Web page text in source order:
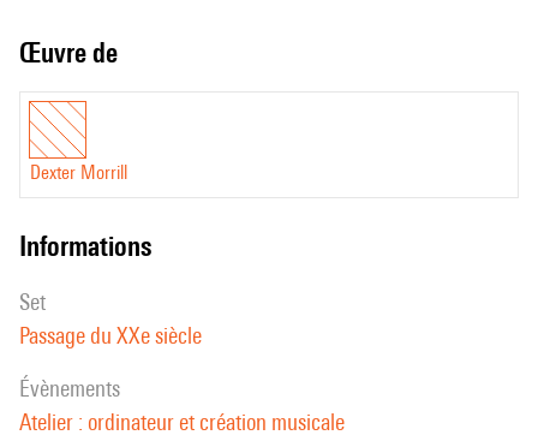
Œuvre de
Dexter Morrill
informations
set
Passage du XXe siècle
évènements
Atelier : ordinateur et création musicale